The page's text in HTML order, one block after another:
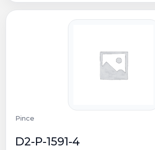
Pince
D2-P-1591-4